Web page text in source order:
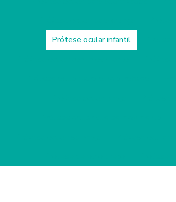
Prótese ocular infantil